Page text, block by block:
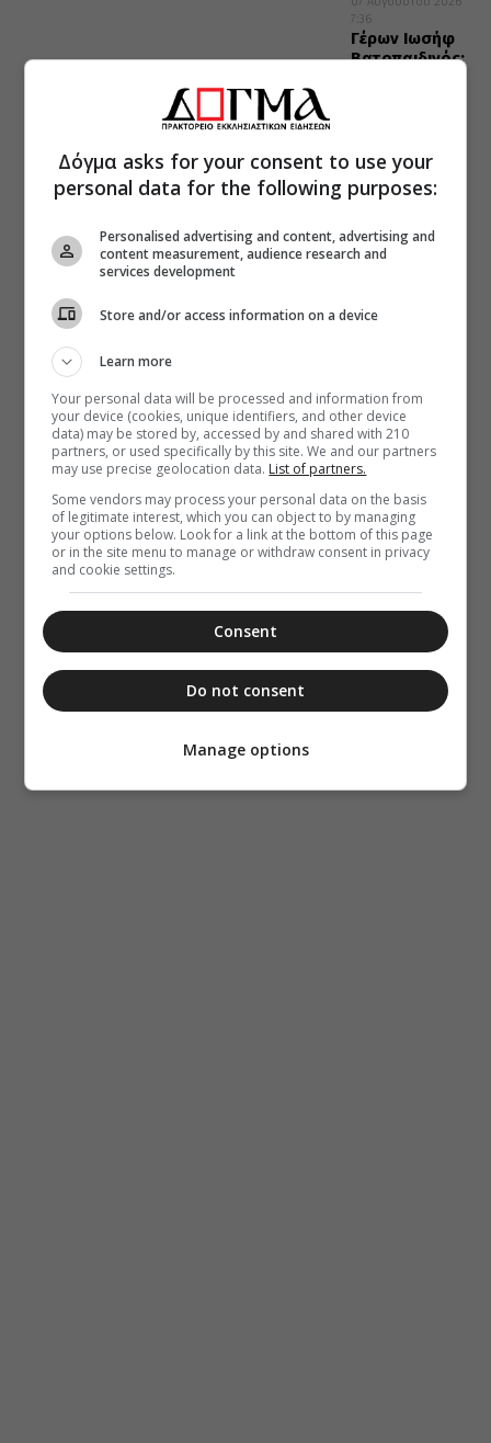
7:36
Γέρων Ιωσήφ
Βατοπαιδινός:
Δόγμα asks for your consent to use your
personal data for the following purposes:
Personalised advertising and content, advertising and
content measurement, audience research and
services development
Store and/or access information on a device
Learn more
Your personal data will be processed and information from
your device (cookies, unique identifiers, and other device
data) may be stored by, accessed by and shared with 210
partners, or used specifically by this site. We and our partners
may use precise geolocation data. List of partners.
Some vendors may process your personal data on the basis
of legitimate interest, which you can object to by managing
your options below. Look for a link at the bottom of this page
or in the site menu to manage or withdraw consent in privacy
and cookie settings.
Consent
Do not consent
Manage options